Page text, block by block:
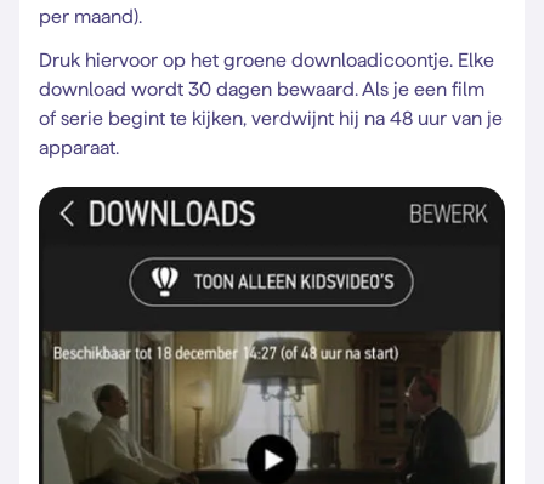
per maand).
Druk hiervoor op het groene downloadicoontje. Elke
download wordt 30 dagen bewaard. Als je een film
of serie begint te kijken, verdwijnt hij na 48 uur van je
apparaat.